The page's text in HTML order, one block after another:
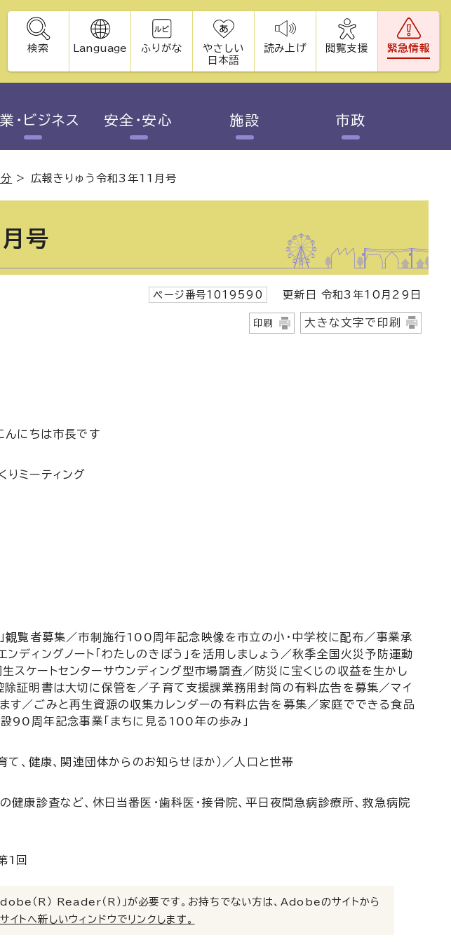
検索 Language ふりがな
やさしい
日本語
読み上げ 閲覧支援 緊急情報
・ビジネス 安全・安心 施設 市政
> 広報きりゅう令和3年11月号
号
ページ番号1019590 更新日 令和3年10月29日
印刷 大きな文字で印刷
んにちは市長です
りミーティング
」観覧者募集／市制施行100周年記念映像を市立の小・中学校に配布／事業承
ディングノート「わたしのきぼう」を活用しましょう／秋季全国火災予防運動
スケートセンターサウンディング型市場調査／防災に宝くじの収益を生かし
除証明書は大切に保管を／子育て支援課業務用封筒の有料広告を募集／マイ
す／ごみと再生資源の収集カレンダーの有料広告を募集／家庭でできる食品
90周年記念事業「まちに見る100年の歩み」
て、健康、関連団体からのお知らせほか）／人口と世帯
健康診査など、休日当番医・歯科医・接骨院、平日夜間急病診療所、救急病院
1回
（R） Reader（R）」が必要です。お持ちでない方は、Adobeのサイトから
トへ新しいウィンドウでリンクします。